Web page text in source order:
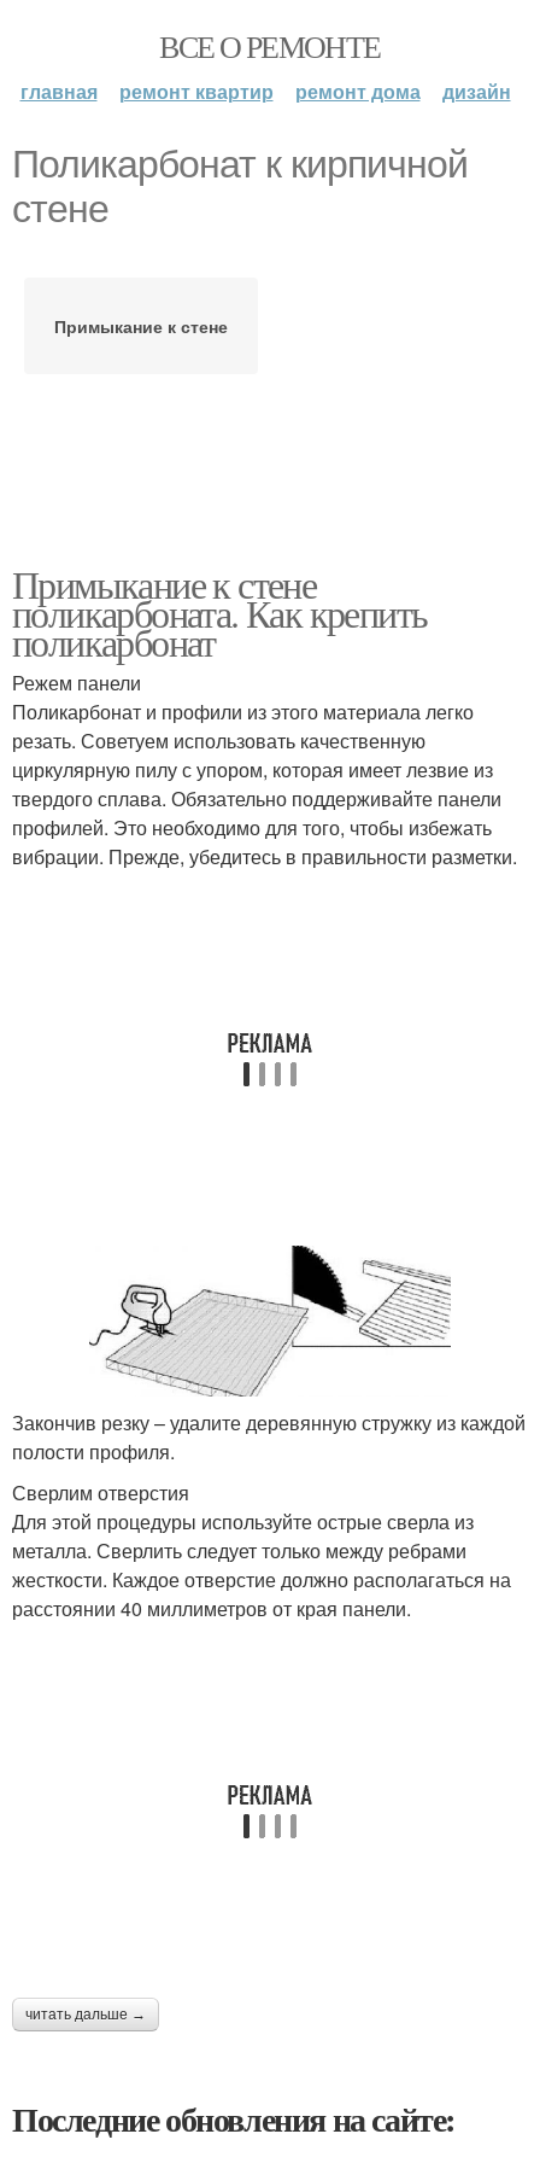
ВСЕ О РЕМОНТЕ
главная ремонт квартир ремонт дома дизайн
Поликарбонат к кирпичной
стене
Примыкание к стене
Примыкание к стене
поликарбоната. Как крепить
поликарбонат
Режем панели
Поликарбонат и профили из этого материала легко
резать. Советуем использовать качественную
циркулярную пилу с упором, которая имеет лезвие из
твердого сплава. Обязательно поддерживайте панели
профилей. Это необходимо для того, чтобы избежать
вибрации. Прежде, убедитесь в правильности разметки.
Закончив резку – удалите деревянную стружку из каждой
полости профиля.
Сверлим отверстия
Для этой процедуры используйте острые сверла из
металла. Сверлить следует только между ребрами
жесткости. Каждое отверстие должно располагаться на
расстоянии 40 миллиметров от края панели.
читать дальше →
Последние обновления на сайте: